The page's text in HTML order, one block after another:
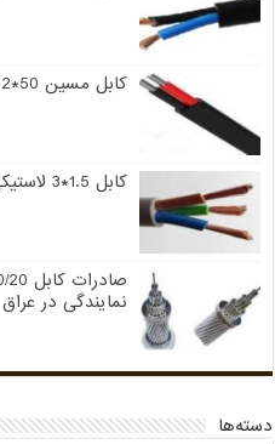
کابل مسین 50*2 آلومینیومی NAYY قیمت خرید
کابل 1.5*3 لاستیکی اردستان بهترین قیمت بازار
نمایندگی در عراق
دسته‌ها